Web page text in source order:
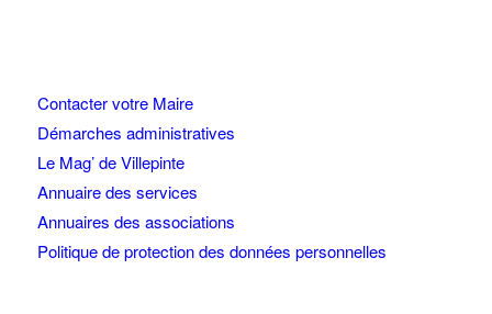
Contacter votre Maire
Démarches administratives
Le Mag’ de Villepinte
Annuaire des services
Annuaires des associations
Politique de protection des données personnelles